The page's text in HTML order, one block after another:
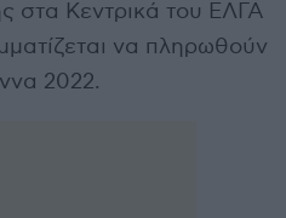
στα Κεντρικά του ΕΛΓΑ
να πληρωθούν
2022.